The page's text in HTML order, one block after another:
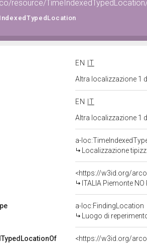
resource/
EN
IT
Altra localizzazione 1
EN
IT
Altra localizzazione 1
a-
Localizzazione
<https://w3id.org/
ITALIA Piemonte
a-loc:FindingLocation
Luogo di
<https://w3id.org/